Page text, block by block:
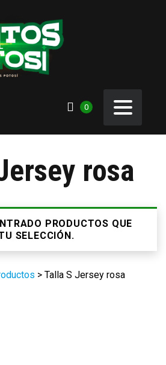
0
rosa
PRODUCTOS QUE
SELECCIÓN.
> Talla S Jersey rosa